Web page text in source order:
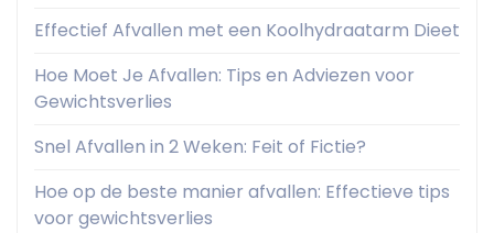
Effectief Afvallen met een Koolhydraatarm Dieet
Hoe Moet Je Afvallen: Tips en Adviezen voor
Gewichtsverlies
Snel Afvallen in 2 Weken: Feit of Fictie?
Hoe op de beste manier afvallen: Effectieve tips
voor gewichtsverlies